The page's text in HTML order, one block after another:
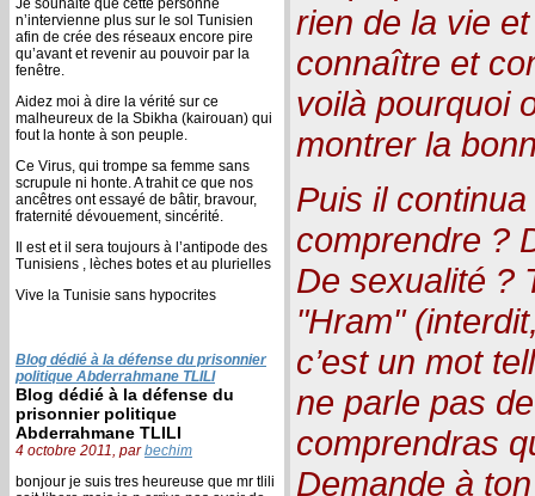
Je souhaite que cette personne
n’intervienne plus sur le sol Tunisien
afin de crée des réseaux encore pire
qu’avant et revenir au pouvoir par la
fenêtre.
Aidez moi à dire la vérité sur ce
malheureux de la Sbikha (kairouan) qui
fout la honte à son peuple.
Ce Virus, qui trompe sa femme sans
scrupule ni honte. A trahit ce que nos
ancêtres ont essayé de bâtir, bravour,
fraternité dévouement, sincérité.
Il est et il sera toujours à l’antipode des
Tunisiens , lèches botes et au plurielles
Vive la Tunisie sans hypocrites
Blog dédié à la défense du prisonnier
politique Abderrahmane TLILI
Blog dédié à la défense du
prisonnier politique
Abderrahmane TLILI
4 octobre 2011, parbechim
bonjour je suis tres heureuse que mr tlili
rien de la vie
connaître et
voilà pourquoi
montrer la
Puis il
comprendre ?
De sexualité ?
"Hram"
c’est un mot
ne parle pas
comprendras
Demande à